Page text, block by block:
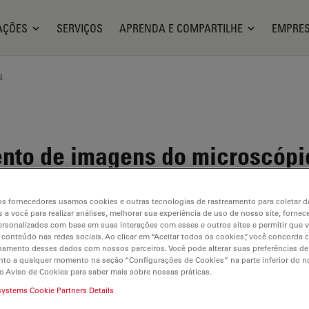
SERVIÇOS APRENDA E COMPARTILHE
de imagens do
Please contact us to enquire about recent alternative
fornecedores usamos cookies e outras tecnologias de rastreamento para coletar
a você para realizar análises, melhorar sua experiência de uso de nosso site,
com base em suas interações com esses e outros sites e permitir que
nas redes sociais. Ao clicar em “Aceitar todos os cookies”, você concorda
desses dados com nossos parceiros. Você pode alterar suas preferências de
a qualquer momento na seção “Configurações de Cookies” na parte inferior do
Aviso de Cookies para saber mais sobre nossas práticas.
Cookie Partners Details